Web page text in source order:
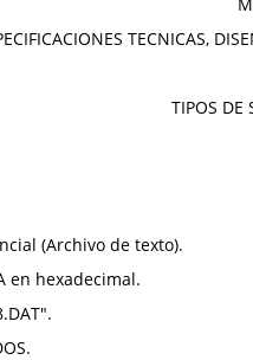
TECNICAS,
TIPOS DE
(Archivo de texto).
en hexadecimal.